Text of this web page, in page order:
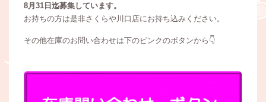
8月31日迄募集しています。
お持ちの方は是非さくらや川口店にお持ち込みください。
その他在庫のお問い合わせは下のピンクのボタンから👇